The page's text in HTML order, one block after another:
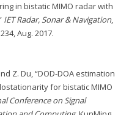
in bistatic MIMO radar with
IET Radar, Sonar & Navigation,
Aug. 2017.
Z. Du, “DOD-DOA estimation
for bistatic MIMO
Conference on Signal